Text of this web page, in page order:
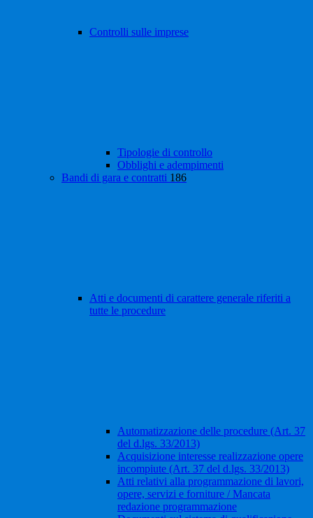
Controlli sulle imprese
Tipologie di controllo
Obblighi e adempimenti
Bandi di gara e contratti 186
Atti e documenti di carattere generale riferiti a
tutte le procedure
Automatizzazione delle procedure (Art. 37
del d.lgs. 33/2013)
Acquisizione interesse realizzazione opere
incompiute (Art. 37 del d.lgs. 33/2013)
Atti relativi alla programmazione di lavori,
opere, servizi e forniture / Mancata
redazione programmazione